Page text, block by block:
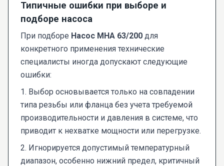
Типичные ошибки при выборе и
подборе насоса
При подборе Насос МНА 63/200 для
конкретного применения технические
специалисты иногда допускают следующие
ошибки:
1. Выбор основывается только на совпадении
типа резьбы или фланца без учета требуемой
производительности и давления в системе, что
приводит к нехватке мощности или перегрузке.
2. Игнорируется допустимый температурный
диапазон, особенно нижний предел, критичный